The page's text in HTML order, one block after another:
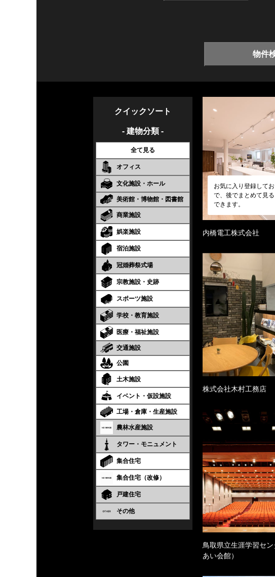
物件
クイックソート
- 建物分類 -
全て見る
オフィス
文化施設・ホール
美術館・博物館・図書館
商業施設
娯楽施設
宿泊施設
冠婚葬祭式場
宗教施設・史跡
スポーツ施設
学校・教育施設
医療・福祉施設
交通施設
公園
土木施設
イベント・仮設施設
工場・倉庫・生産施設
農林水産施設
タワー・モニュメント
集合住宅
集合住宅（改修）
戸建住宅
その他
お気に入り登録して
で、後でまとめて見
できます。
内橋電工株式会社
株式会社木村工務店
鳥取県立生涯学習セ
あい会館）